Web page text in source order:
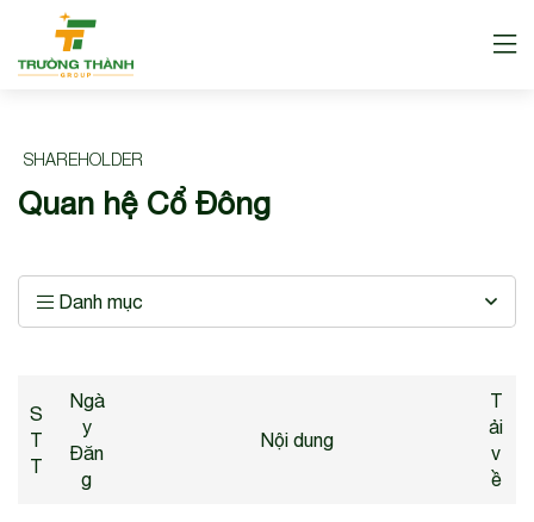
SHAREHOLDER
Quan hệ Cổ Đông
Danh mục
S
T
T
Ngà
y
Đăn
g
Nội dung
T
ải
v
ề